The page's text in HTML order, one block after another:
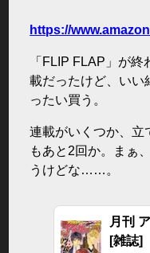
https://
「FLIP FLAP」が
載だったけど、いい
ったい買う。
連載がいくつか、立
もあと2回か。まぁ
うけどな……。
月刊
[雑誌]